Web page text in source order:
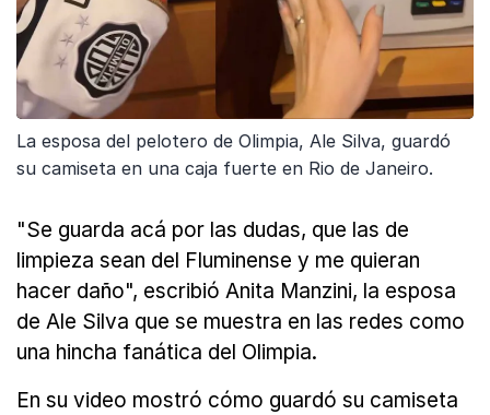
La esposa del pelotero de Olimpia, Ale Silva, guardó
su camiseta en una caja fuerte en Rio de Janeiro.
"Se guarda acá por las dudas, que las de
limpieza sean del Fluminense y me quieran
hacer daño", escribió Anita Manzini, la esposa
de Ale Silva que se muestra en las redes como
una hincha fanática del Olimpia.
En su video mostró cómo guardó su camiseta